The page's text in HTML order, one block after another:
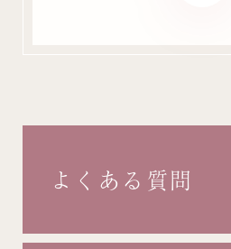
よくある質問